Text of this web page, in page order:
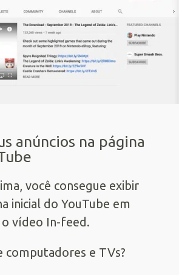
anúncios na página
você consegue exibir
inicial do YouTube em
vídeo In-feed.
computadores e TVs?